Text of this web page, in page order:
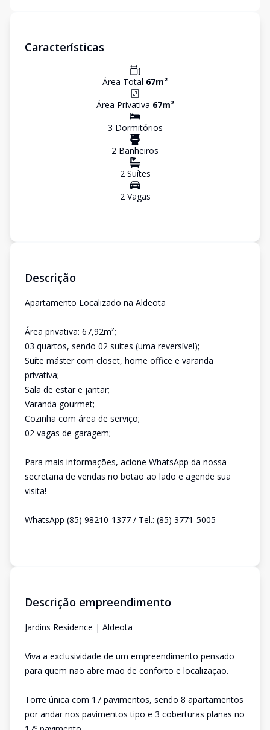
Características
Área Total 67m²
Área Privativa 67m²
3 Dormitórios
2 Banheiros
2Suítes
2Vagas
Descrição
Apartamento Localizado na Aldeota
Área privativa: 67,92m²;
03 quartos, sendo 02 suítes (uma reversível);
Suíte máster com closet, home office e varanda
privativa;
Sala de estar e jantar;
Varanda gourmet;
Cozinha com área de serviço;
02 vagas de garagem;
Para mais informações, acione WhatsApp da nossa
secretaria de vendas no botão ao lado e agende sua
visita!
WhatsApp (85) 98210-1377 / Tel.: (85) 3771-5005
Descrição empreendimento
Jardins Residence | Aldeota
Viva a exclusividade de um empreendimento pensado
para quem não abre mão de conforto e localização.
Torre única com 17 pavimentos, sendo 8 apartamentos
por andar nos pavimentos tipo e 3 coberturas planas no